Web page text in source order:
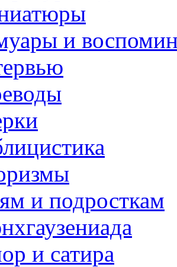
и
и подросткам
и сатира